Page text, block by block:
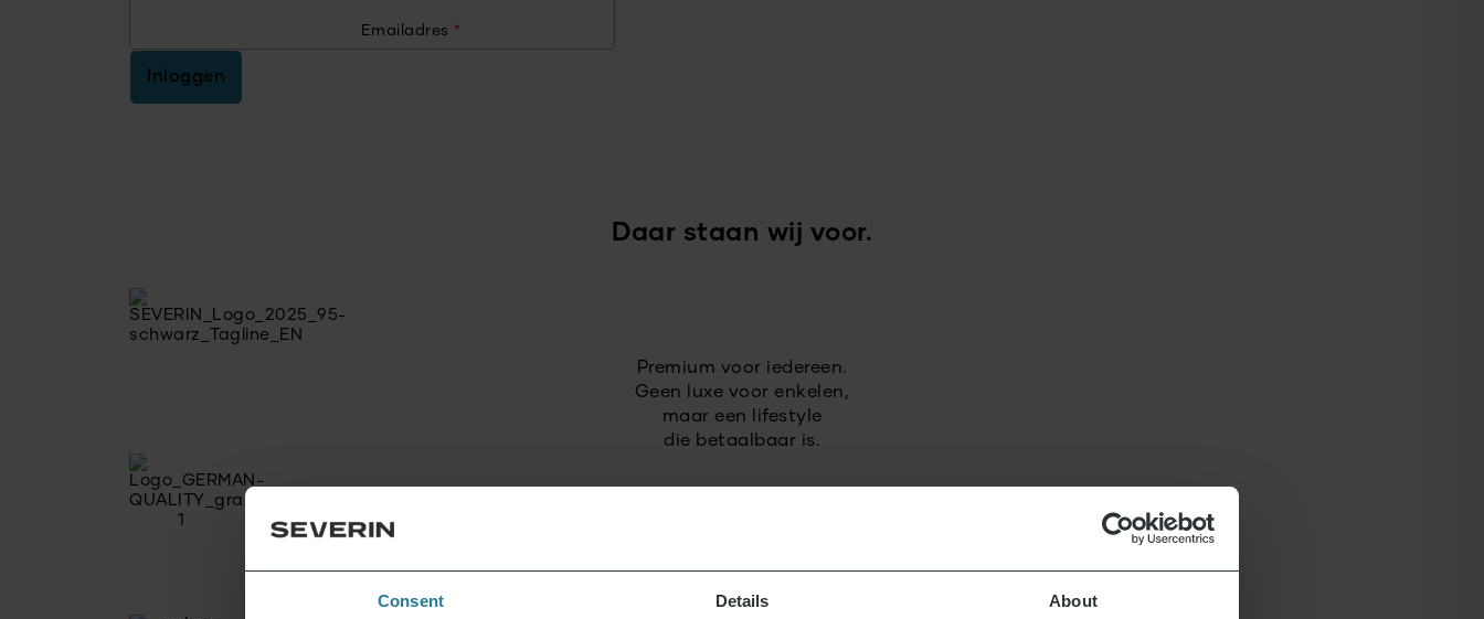
Consent Details About
Emailadres *
Inloggen
Daar staan wij voor.
Premium voor iedereen.
Geen luxe voor enkelen,
maar een lifestyle
die betaalbaar is.
kwaliteitsnormen.